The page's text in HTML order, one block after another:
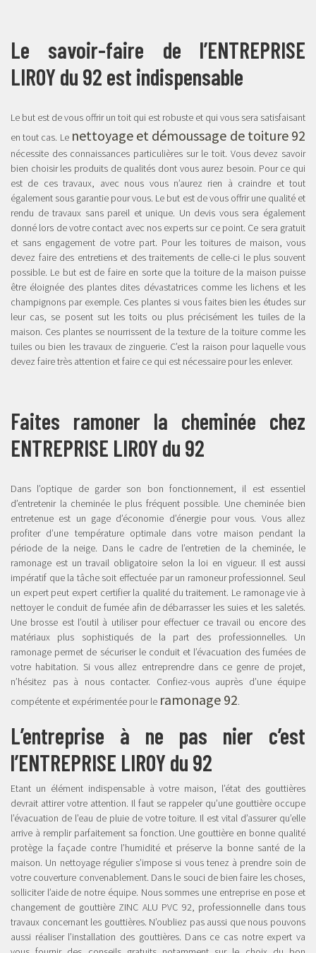
Le savoir-faire de l’ENTREPRISE
LIROY du 92 est indispensable
Le but est de vous offrir un toit qui est robuste et qui vous sera satisfaisant
en tout cas. Le nettoyage et démoussage de toiture 92
nécessite des connaissances particulières sur le toit. Vous devez savoir
bien choisir les produits de qualités dont vous aurez besoin. Pour ce qui
est de ces travaux, avec nous vous n’aurez rien à craindre et tout
également sous garantie pour vous. Le but est de vous offrir une qualité et
rendu de travaux sans pareil et unique. Un devis vous sera également
donné lors de votre contact avec nos experts sur ce point. Ce sera gratuit
et sans engagement de votre part. Pour les toitures de maison, vous
devez faire des entretiens et des traitements de celle-ci le plus souvent
possible. Le but est de faire en sorte que la toiture de la maison puisse
être éloignée des plantes dites dévastatrices comme les lichens et les
champignons par exemple. Ces plantes si vous faites bien les études sur
leur cas, se posent sut les toits ou plus précisément les tuiles de la
maison. Ces plantes se nourrissent de la texture de la toiture comme les
tuiles ou bien les travaux de zinguerie. C’est la raison pour laquelle vous
devez faire très attention et faire ce qui est nécessaire pour les enlever.
Faites ramoner la cheminée chez
ENTREPRISE LIROY du 92
Dans l’optique de garder son bon fonctionnement, il est essentiel
d’entretenir la cheminée le plus fréquent possible. Une cheminée bien
entretenue est un gage d’économie d’énergie pour vous. Vous allez
profiter d’une température optimale dans votre maison pendant la
période de la neige. Dans le cadre de l’entretien de la cheminée, le
ramonage est un travail obligatoire selon la loi en vigueur. Il est aussi
impératif que la tâche soit effectuée par un ramoneur professionnel. Seul
un expert peut expert certifier la qualité du traitement. Le ramonage vie à
nettoyer le conduit de fumée afin de débarrasser les suies et les saletés.
Une brosse est l’outil à utiliser pour effectuer ce travail ou encore des
matériaux plus sophistiqués de la part des professionnelles. Un
ramonage permet de sécuriser le conduit et l’évacuation des fumées de
votre habitation. Si vous allez entreprendre dans ce genre de projet,
n’hésitez pas à nous contacter. Confiez-vous auprès d’une équipe
compétente et expérimentée pour le ramonage 92.
L’entreprise à ne pas nier c’est
l’ENTREPRISE LIROY du 92
Etant un élément indispensable à votre maison, l’état des gouttières
devrait attirer votre attention. Il faut se rappeler qu’une gouttière occupe
l’évacuation de l’eau de pluie de votre toiture. Il est vital d’assurer qu’elle
arrive à remplir parfaitement sa fonction. Une gouttière en bonne qualité
protège la façade contre l’humidité et préserve la bonne santé de la
maison. Un nettoyage régulier s’impose si vous tenez à prendre soin de
votre couverture convenablement. Dans le souci de bien faire les choses,
solliciter l’aide de notre équipe. Nous sommes une entreprise en pose et
changement de gouttière ZINC ALU PVC 92, professionnelle dans tous
travaux concernant les gouttières. N’oubliez pas aussi que nous pouvons
aussi réaliser l’installation des gouttières. Dans ce cas notre expert va